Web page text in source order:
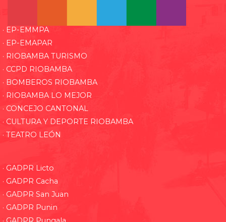
· EP-EMMPA
· EP-EMAPAR
· RIOBAMBA TURISMO
· CCPD RIOBAMBA
· BOMBEROS RIOBAMBA
· RIOBAMBA LO MEJOR
· CONCEJO CANTONAL
· CULTURA Y DEPORTE RIOBAMBA
· TEATRO LEÓN
· GADPR Licto
· GADPR Cacha
· GADPR San Juan
· GADPR Punin